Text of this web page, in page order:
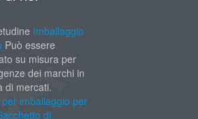
Imballaggio
Può essere
su misura per
dei marchi in
di mercati.
imballaggio per
di